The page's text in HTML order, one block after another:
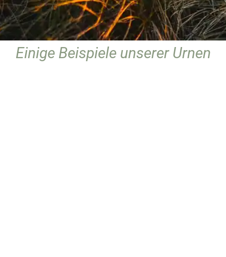
Einige Beispiele unserer Urnen